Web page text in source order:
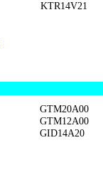
KTR14V21
GTM20A00
GTM12A00
GID14A20